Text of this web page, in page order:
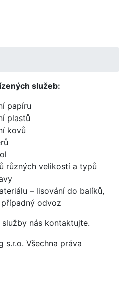
služeb:
papíru
plastů
kovů
různých velikostí a typů
– lisování do balíků,
odvoz
nás kontaktujte.
Všechna práva